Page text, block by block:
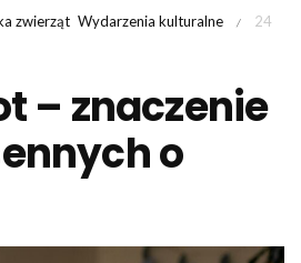
zwierząt Wydarzenia kulturalne /
24
– znaczenie
o